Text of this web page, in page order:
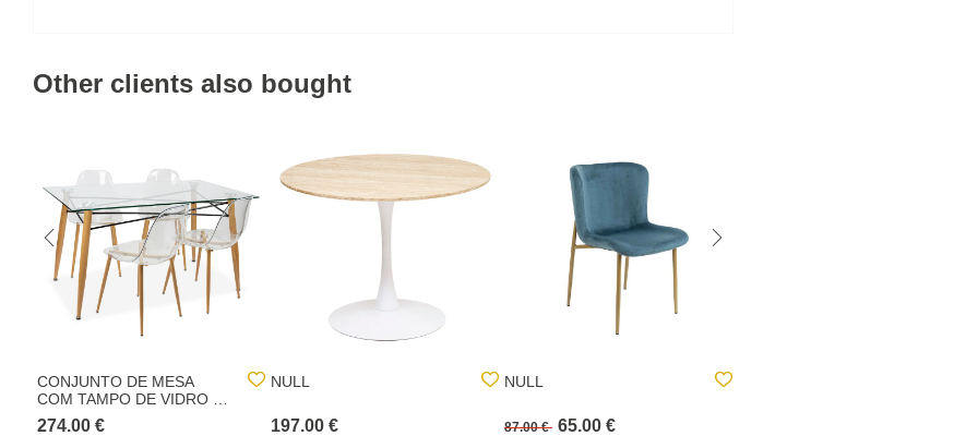
Other clients also bought
CONJUNTO DE MESA
COM TAMPO DE VIDRO E
4 CADEIRAS VANITY
274.00 €
NULL
197.00 €
NULL
87.00 € 65.00 €